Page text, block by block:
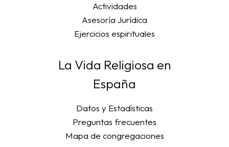
Actividades
Asesoría Jurídica
Ejercicios espirituales
La Vida Religiosa en
España
Datos y Estadísticas
Preguntas frecuentes
Mapa de congregaciones